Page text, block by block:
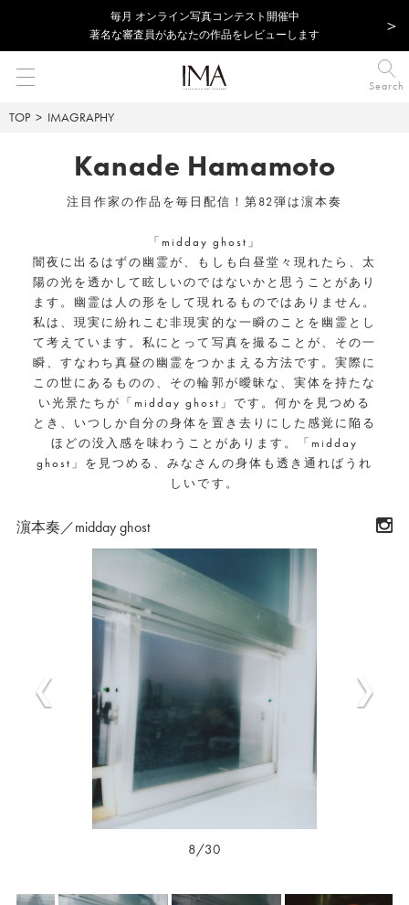
毎⽉ オンライン写真コンテスト開催中
著名な審査員があなたの作品をレビューします
Search
TOP IMAGRAPHY
Kanade Hamamoto
注目作家の作品を毎日配信！第82弾は濵本奏
「midday ghost」
闇夜に出るはずの幽霊が、もしも白昼堂々現れたら、太
陽の光を透かして眩しいのではないかと思うことがあり
ます。幽霊は人の形をして現れるものではありません。
私は、現実に紛れこむ非現実的な一瞬のことを幽霊とし
て考えています。私にとって写真を撮ることが、その一
瞬、すなわち真昼の幽霊をつかまえる方法です。実際に
この世にあるものの、その輪郭が曖昧な、実体を持たな
い光景たちが「midday ghost」です。何かを見つめる
とき、いつしか自分の身体を置き去りにした感覚に陥る
ほどの没入感を味わうことがあります。「midday
ghost」を見つめる、みなさんの身体も透き通ればうれ
しいです。
濵本奏／midday ghost
9/30